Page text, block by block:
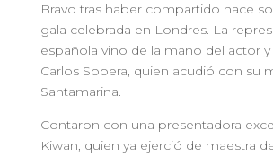
Bravo tras haber compartido hace
gala celebrada en Londres. La
española vino de la mano del actor
Carlos Sobera, quien acudió con su
Santamarina.
Contaron con una presentadora
Kiwan, quien ya ejerció de maestra